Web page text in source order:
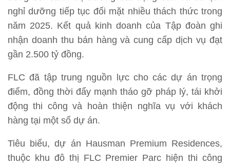
nghỉ dưỡng tiếp tục đối mặt nhiều thách thức trong
năm 2025. Kết quả kinh doanh của Tập đoàn ghi
nhận doanh thu bán hàng và cung cấp dịch vụ đạt
gần 2.500 tỷ đồng.
FLC đã tập trung nguồn lực cho các dự án trọng
điểm, đồng thời đẩy mạnh tháo gỡ pháp lý, tái khởi
động thi công và hoàn thiện nghĩa vụ với khách
hàng tại một số dự án.
Tiêu biểu, dự án Hausman Premium Residences,
thuộc khu đô thị FLC Premier Parc hiện thi công